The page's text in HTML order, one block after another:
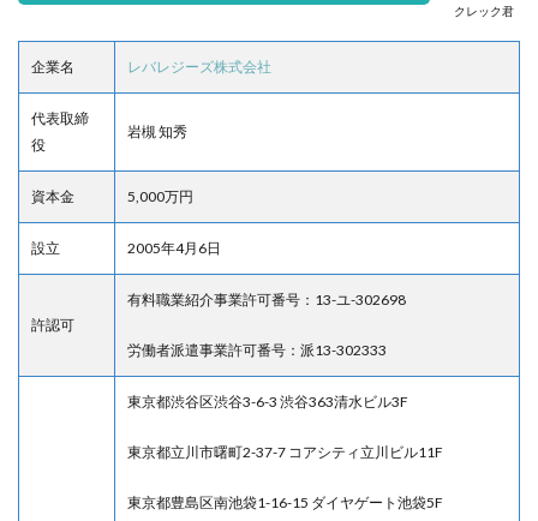
クレック君
企業名 レバレジーズ株式会社
代表取締
役
岩槻 知秀
資本金 5,000万円
設立 2005年4月6日
許認可
有料職業紹介事業許可番号：13-ユ-302698
労働者派遣事業許可番号：派13-302333
東京都渋谷区渋谷3-6-3 渋谷363清水ビル3F
東京都立川市曙町2-37-7 コアシティ立川ビル11F
東京都豊島区南池袋1-16-15 ダイヤゲート池袋5F